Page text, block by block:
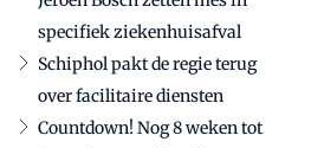
specifiek ziekenhuisafval
Schiphol pakt de regie terug
over facilitaire diensten
Countdown! Nog 8 weken tot